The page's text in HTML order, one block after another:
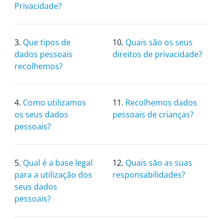
Privacidade?
3. Que tipos de
dados pessoais
recolhemos?
10. Quais são os seus
direitos de privacidade?
4. Como utilizamos
os seus dados
pessoais?
11. Recolhemos dados
pessoais de crianças?
5. Qual é a base legal
para a utilização dos
seus dados
pessoais?
12. Quais são as suas
responsabilidades?